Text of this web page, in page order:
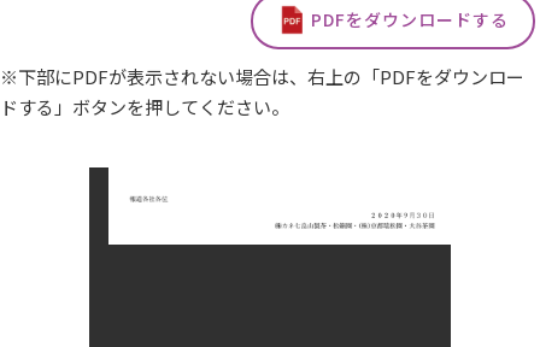
PDFをダウンロードする
※下部にPDFが表示されない場合は、右上の「PDFをダウンロー
ドする」ボタンを押してください。